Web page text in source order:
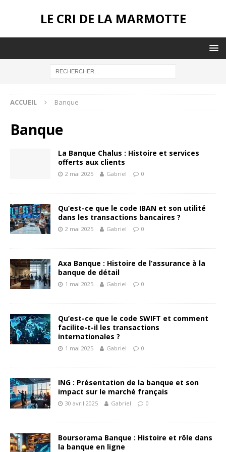
LE CRI DE LA MARMOTTE
ACCUEIL Banque
Banque
La Banque Chalus : Histoire et services
offerts aux clients
2 mai 2025 Gabriel 0
Qu’est-ce que le code IBAN et son utilité
dans les transactions bancaires ?
2 mai 2025 Gabriel 0
Axa Banque : Histoire de l’assurance à la
banque de détail
1 mai 2025 Gabriel 0
Qu’est-ce que le code SWIFT et comment
facilite-t-il les transactions
internationales ?
1 mai 2025 Gabriel 0
ING : Présentation de la banque et son
impact sur le marché français
30 avril 2025 Gabriel 0
Boursorama Banque : Histoire et rôle dans
la banque en ligne